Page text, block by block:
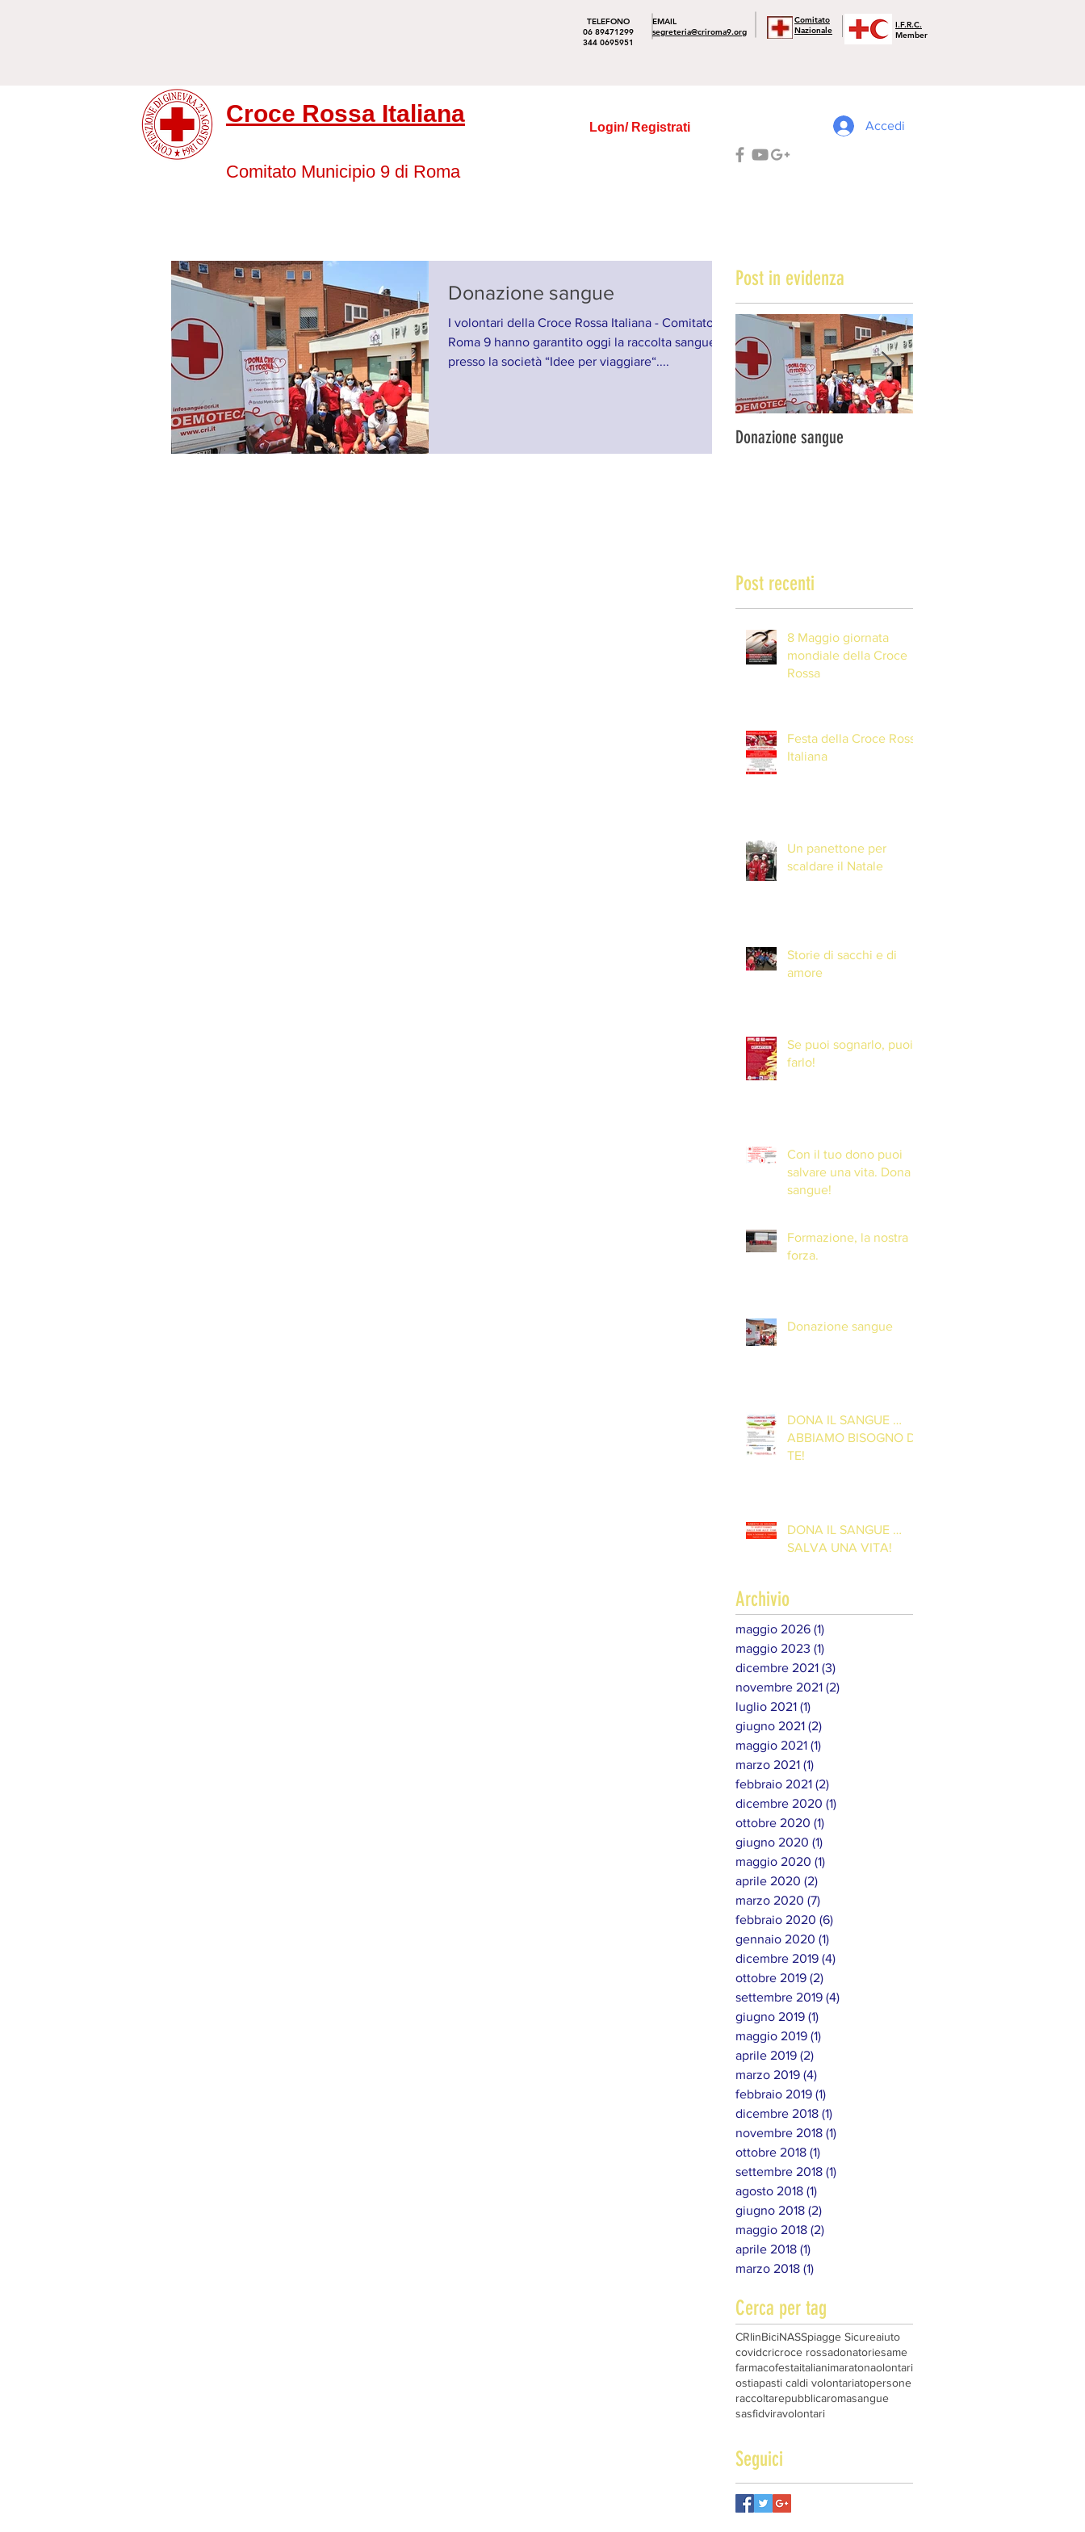
TELEFONO
06 89471299
344 0695951
EMAIL
segreteria@criroma9.org
Comitato
Nazionale
I.F.R.C.
Member
Croce Rossa Italiana
Comitato Municipio 9 di Roma
Login/ Registrati Accedi
Donazione sangue
I volontari della Croce Rossa Italiana - Comitato
Roma 9 hanno garantito oggi la raccolta sangue
presso la società “Idee per viaggiare“....
Post in evidenza
Donazione sangue
Post recenti
8 Maggio giornata
mondiale della Croce
Rossa
Festa della Croce Rossa
Italiana
Un panettone per
scaldare il Natale
Storie di sacchi e di
amore
Se puoi sognarlo, puoi
farlo!
Con il tuo dono puoi
salvare una vita. Dona il
sangue!
Formazione, la nostra
forza.
Donazione sangue
DONA IL SANGUE …
ABBIAMO BISOGNO DI
TE!
DONA IL SANGUE …
SALVA UNA VITA!
Archivio
maggio 2026 (1)
maggio 2023 (1)
dicembre 2021 (3)
novembre 2021 (2)
luglio 2021 (1)
giugno 2021 (2)
maggio 2021 (1)
marzo 2021 (1)
febbraio 2021 (2)
dicembre 2020 (1)
ottobre 2020 (1)
giugno 2020 (1)
maggio 2020 (1)
aprile 2020 (2)
marzo 2020 (7)
febbraio 2020 (6)
gennaio 2020 (1)
dicembre 2019 (4)
ottobre 2019 (2)
settembre 2019 (4)
giugno 2019 (1)
maggio 2019 (1)
aprile 2019 (2)
marzo 2019 (4)
febbraio 2019 (1)
dicembre 2018 (1)
novembre 2018 (1)
ottobre 2018 (1)
settembre 2018 (1)
agosto 2018 (1)
giugno 2018 (2)
maggio 2018 (2)
aprile 2018 (1)
marzo 2018 (1)
Cerca per tag
CRIinBiciNASSpiagge Sicureaiuto
covidcricroce rossadonatoriesame
farmacofestaitalianimaratonaolontari
ostiapasti caldi volontariatopersone
raccoltarepubblicaromasangue
sasfidviravolontari
Seguici